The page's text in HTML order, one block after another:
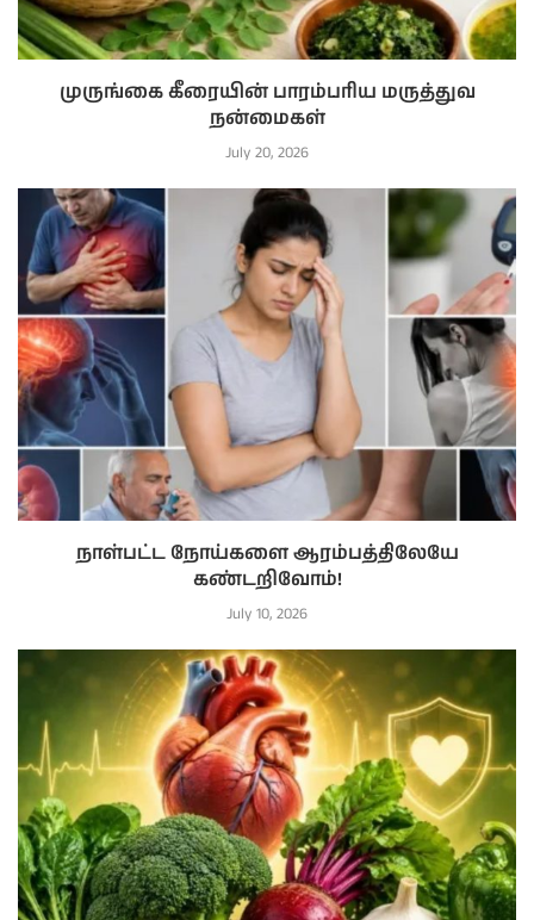
முருங்கை கீரையின் பாரம்பரிய மருத்துவ
நன்மைகள்
July 20, 2026
நாள்பட்ட நோய்களை ஆரம்பத்திலேயே
கண்டறிவோம்!
July 10, 2026